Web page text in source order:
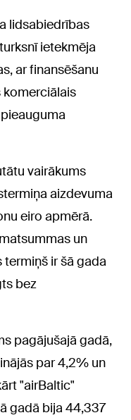
lidsabiedrības
ietekmēja
ar finansēšanu
komerciālais
vairākums
aizdevuma
eiro apmērā.
un
ir šā gada
bez
pagājušajā gadā,
par 4,2% un
"airBaltic"
gadā bija 44,337